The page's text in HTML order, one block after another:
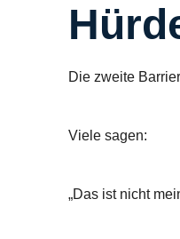
Die zweite
Viele sagen:
„Das ist nicht